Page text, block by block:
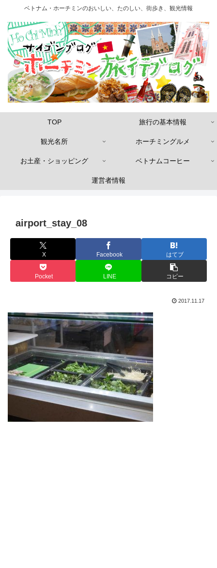
ベトナム・ホーチミンのおいしい、たのしい、街歩き、観光情報
TOP 旅行の基本情報
観光名所 ホーチミングルメ
お土産・ショッピング ベトナムコーヒー
運営者情報
airport_stay_08
X Facebook はてブ
Pocket LINE コピー
2017.11.17